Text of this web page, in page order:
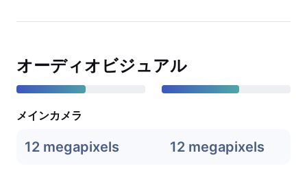
オーディオビジュアル
メインカメラ
12 megapixels 12 megapixels